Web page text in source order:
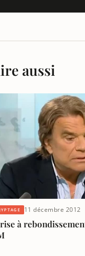
aussi
11 décembre 2012
à